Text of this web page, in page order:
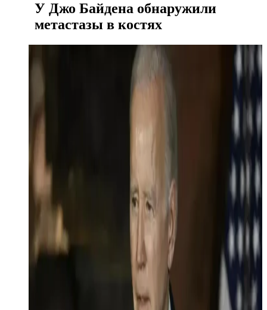
У Джо Байдена обнаружили
метастазы в костях